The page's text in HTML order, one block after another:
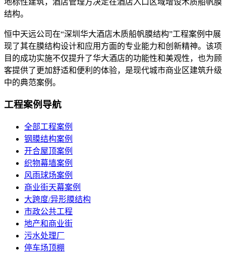
结构。
恒中天远公司在“深圳华大酒店木质船帆膜结构”工程案例中展
现了其在膜结构设计和应用方面的专业能力和创新精神。该项
目的成功实施不仅提升了华大酒店的功能性和美观性，也为顾
客提供了更加舒适和便利的体验，是现代城市商业区建筑升级
中的典范案例。
工程案例导航
全部工程案例
钢膜结构案例
开合屋顶案例
织物幕墙案例
风雨球场案例
商业街天幕案例
大跨度/异形膜结构
市政公共工程
地产和商业街
污水处理厂
停车场顶棚